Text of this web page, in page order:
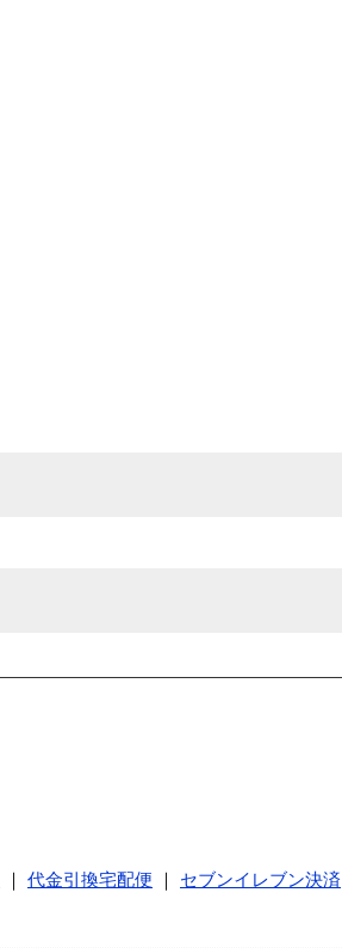
代金引換宅配便
セブンイレブン決済